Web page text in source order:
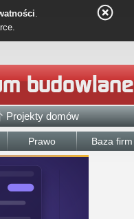
.
Projekty domów
Prawo Baza firm